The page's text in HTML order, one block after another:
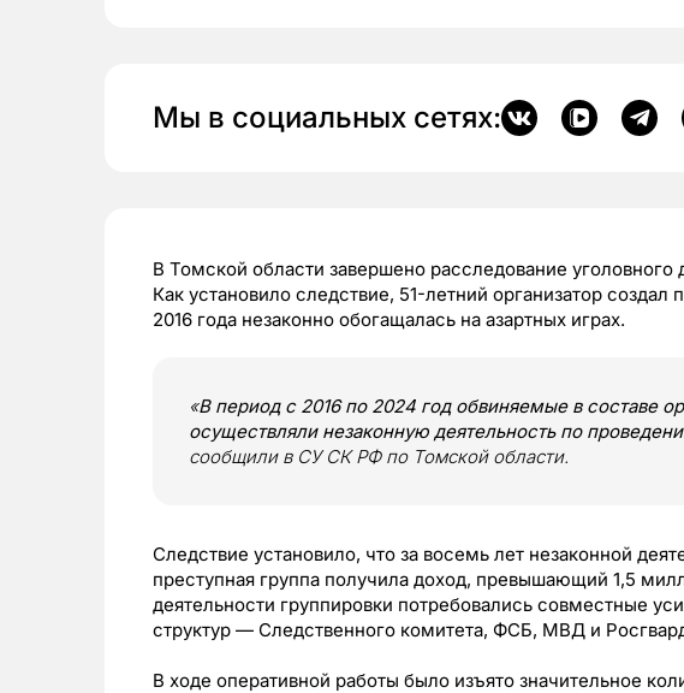
Мы в социальных сетях:
В Томской области завершено расследование уголовного
Как установило следствие, 51-летний организатор создал
2016 года незаконно обогащалась на азартных играх.
«В период с 2016 по 2024 год обвиняемые в составе
осуществляли незаконную деятельность по
сообщили в СУ СК РФ по Томской области.
Следствие установило, что за восемь лет незаконной
преступная группа получила доход, превышающий 1,5
деятельности группировки потребовались совместные
структур — Следственного комитета, ФСБ, МВД и
В ходе оперативной работы было изъято значительное